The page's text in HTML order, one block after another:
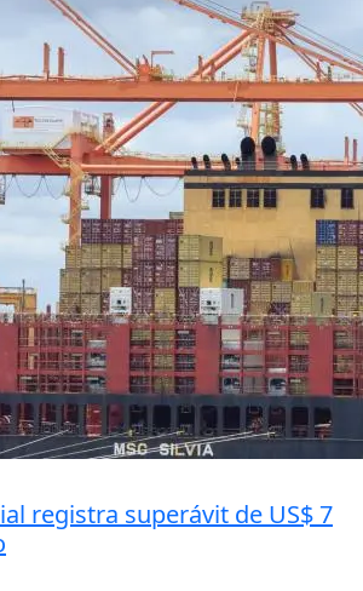
registra superávit de US$ 7